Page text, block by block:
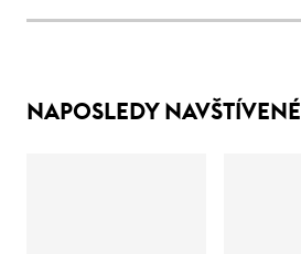
NAPOSLEDY NAVŠTÍVENÉ